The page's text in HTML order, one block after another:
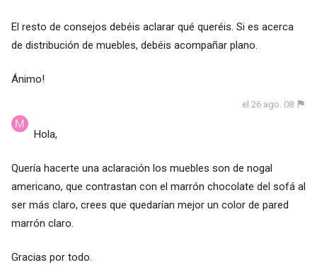
El resto de consejos debéis aclarar qué queréis. Si es acerca
de distribución de muebles, debéis acompañar plano.
Ánimo!
el 26 ago. 08
Hola,
Quería hacerte una aclaración los muebles son de nogal
americano, que contrastan con el marrón chocolate del sofá al
ser más claro, crees que quedarían mejor un color de pared
marrón claro.
Gracias por todo.